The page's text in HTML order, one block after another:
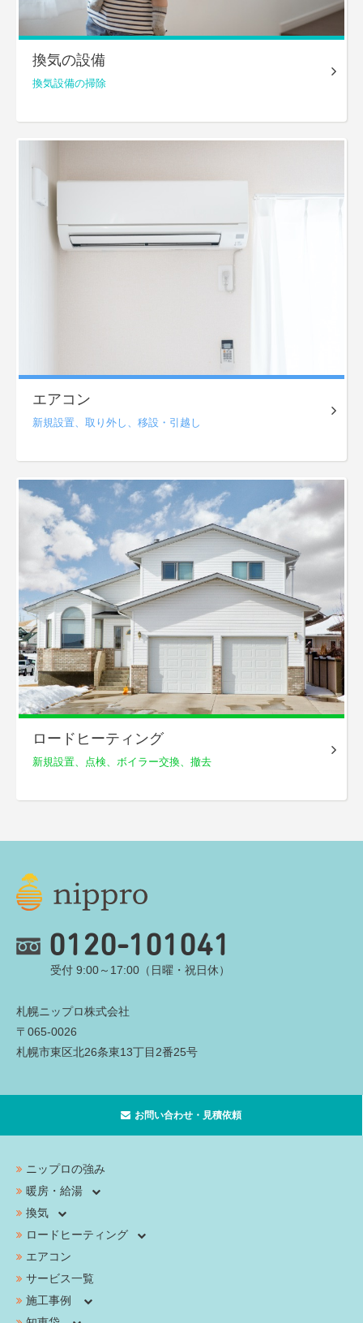
換気の設備
換気設備の掃除
エアコン
新規設置、 取り外し、 移設・引越し
ロードヒーティング
新規設置、点検、 ボイラー交換、撤去
0120-101041
受付 9:00～17:00（日曜・祝日休）
札幌ニップロ株式会社
〒065-0026
札幌市東区北26条東13丁目2番25号
お問い合わせ・見積依頼
ニップロの強み
暖房・給湯
換気
ロードヒーティング
エアコン
サービス一覧
施工事例